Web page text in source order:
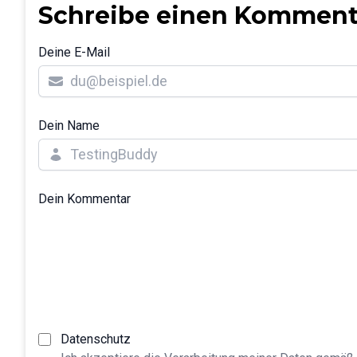
Schreibe einen
Deine E-Mail
Dein Name
Dein Kommentar
Datenschutz